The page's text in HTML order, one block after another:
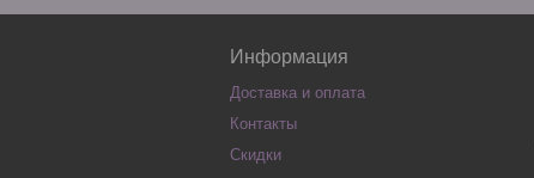
Информация
Доставка и оплата
Контакты
Скидки